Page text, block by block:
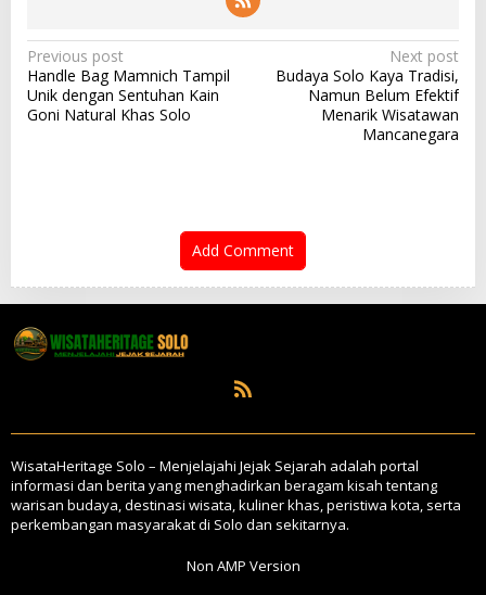
P
o
s
t
t
o
n
Previous post
Handle Bag Mamnich Tampil
Unik dengan Sentuhan Kain
Goni Natural Khas Solo
Next post
Budaya Solo Kaya Tradisi,
Namun Belum Efektif
Menarik Wisatawan
Mancanegara
Add Comment
WisataHeritage Solo – Menjelajahi Jejak Sejarah adalah portal
informasi dan berita yang menghadirkan beragam kisah tentang
warisan budaya, destinasi wisata, kuliner khas, peristiwa kota, serta
perkembangan masyarakat di Solo dan sekitarnya.
Non AMP Version